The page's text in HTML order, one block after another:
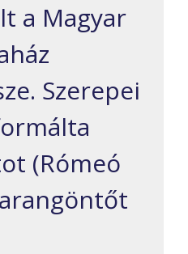
a Magyar
Szerepei
(Rómeó